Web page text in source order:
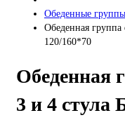
Обеденные группы
Обеденная группа
120/160*70
Обеденная
3 и 4 стула